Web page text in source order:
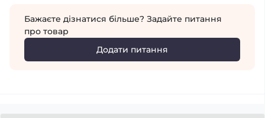
Бажаєте дізнатися більше? Задайте питання
про товар
Додати питання